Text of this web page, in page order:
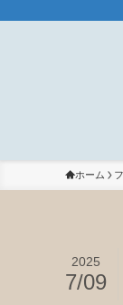
ホーム
2025
7/09